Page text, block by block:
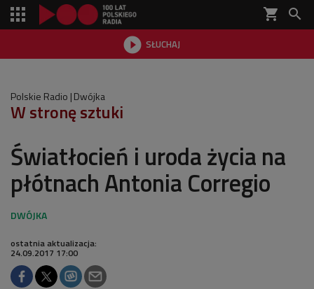
shopping_cart 
 SŁUCHAJ

Polskie Radio Dwójka
W stronę sztuki
Światłocień i uroda życia na
płótnach Antonia Corregio
ostatnia aktualizacja:
24.09.2017 17:00